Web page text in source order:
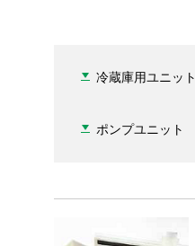
冷蔵庫用ユニット
ポンプユニット